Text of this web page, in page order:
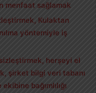
menfaat sağlamak
Kulaktan
yöntemiyle iş
herşeyi el
şirket bilgi veri tabanı
bağımlılığı